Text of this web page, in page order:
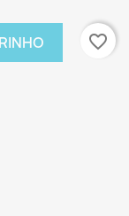
favorite_border